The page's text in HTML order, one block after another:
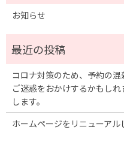
お知らせ
コロナ対策のため、予約の混
ご迷惑をおかけするかもし
します。
ホームページをリニューアル